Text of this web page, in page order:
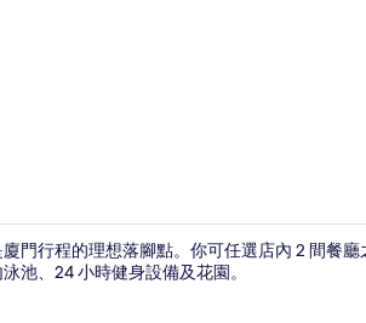
門行程的理想落腳點。你可任選店內 2 間餐
池、24 小時健身設備及花園。